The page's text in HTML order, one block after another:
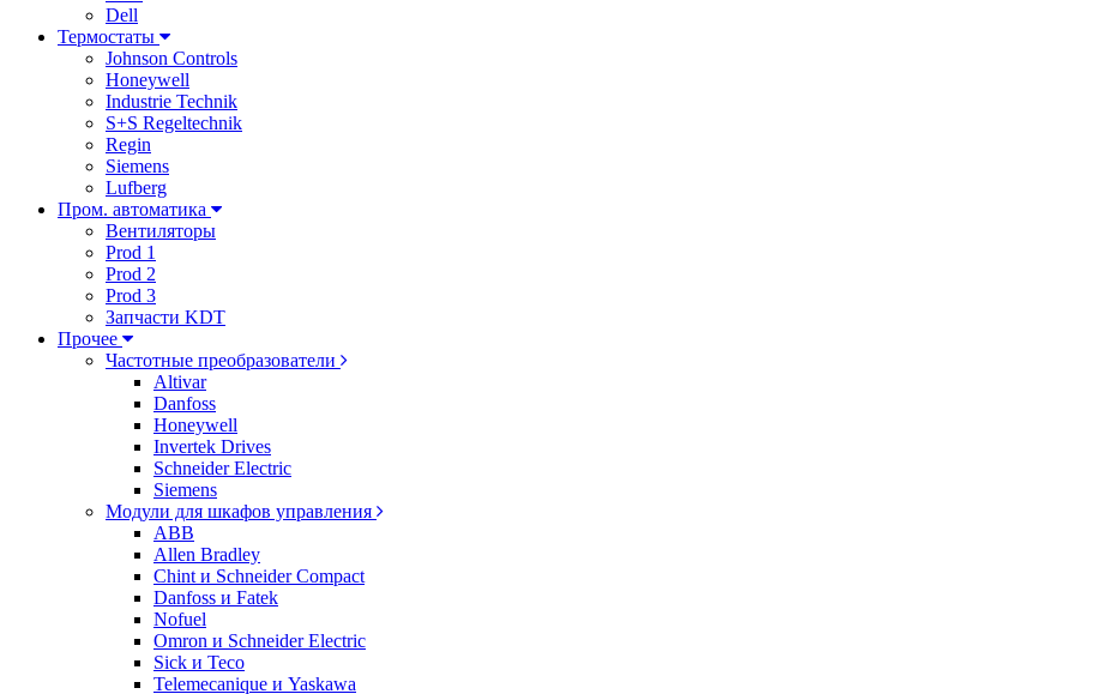
Dell
Термостаты
Johnson Controls
Honeywell
Industrie Technik
S+S Regeltechnik
Regin
Siemens
Lufberg
Пром. автоматика
Вентиляторы
Prod 1
Prod 2
Prod 3
Запчасти KDT
Прочее
Частотные преобразователи
Altivar
Danfoss
Honeywell
Invertek Drives
Schneider Electric
Siemens
Модули для шкафов управления
ABB
Allen Bradley
Chint и Schneider Compact
Danfoss и Fatek
Nofuel
Omron и Schneider Electric
Sick и Teco
Telemecanique и Yaskawa